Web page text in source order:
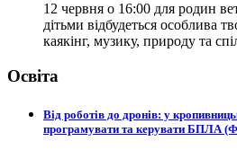
12 червня о 16:00 для родин
дітьми відбудеться особлива
каякінг, музику, природу та
Освіта
Від роботів до дронів: у
програмувати та керувати БПЛА